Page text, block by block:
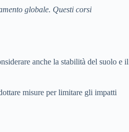
globale. Questi corsi
anche la stabilità del suolo e il
misure per limitare gli impatti